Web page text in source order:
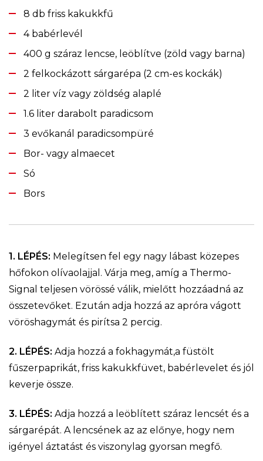
8 db friss kakukkfű
4 babérlevél
400 g száraz lencse, leöblítve (zöld vagy barna)
2 felkockázott sárgarépa (2 cm-es kockák)
2 liter víz vagy zöldség alaplé
1.6 liter darabolt paradicsom
3 evőkanál paradicsompüré
Bor- vagy almaecet
Só
Bors
1. LÉPÉS: Melegítsen fel egy nagy lábast közepes
hőfokon olívaolajjal. Várja meg, amíg a Thermo-
Signal teljesen vörössé válik, mielőtt hozzáadná az
összetevőket. Ezután adja hozzá az apróra vágott
vöröshagymát és pirítsa 2 percig.
2. LÉPÉS: Adja hozzá a fokhagymát,a füstölt
fűszerpaprikát, friss kakukkfüvet, babérlevelet és jól
keverje össze.
3. LÉPÉS: Adja hozzá a leöblített száraz lencsét és a
sárgarépát. A lencsének az az előnye, hogy nem
igényel áztatást és viszonylag gyorsan megfő.